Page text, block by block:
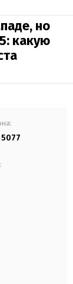
но
какую